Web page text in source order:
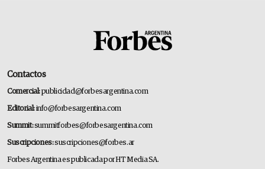
Contactos
Comercial:publicidad@forbesargentina.com
Editorial:info@forbesargentina.com
Summit:summitforbes@forbesargentina.com
Suscripciones:suscripciones@forbes.ar
Forbes Argentina es publicada por HT Media SA.